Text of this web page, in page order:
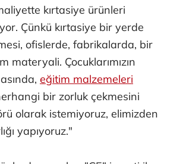
kırtasiye ürünleri
Çünkü kırtasiye bir yerde
ofislerde, fabrikalarda, bir
materyali. Çocuklarımızın
eğitim malzemeleri
bir zorluk çekmesini
olarak istemiyoruz, elimizden
yapıyoruz."